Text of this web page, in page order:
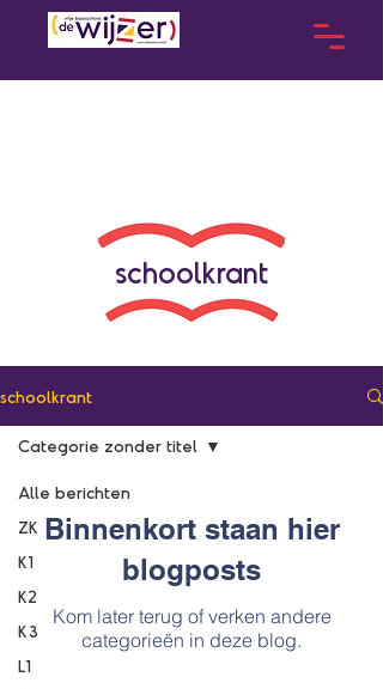
schoolkrant
schoolkrant
Alle berichten
ZK
K1
K2
K3
L1
Categorie zonder titel
Binnenkort staan hier
blogposts
Kom later terug of verken andere
categorieën in deze blog.